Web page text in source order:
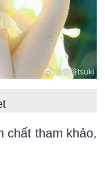
chất tham khảo,